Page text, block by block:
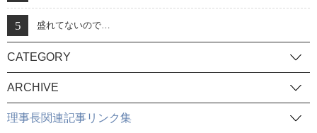
盛れてないので…
CATEGORY
ARCHIVE
理事長関連記事リンク集